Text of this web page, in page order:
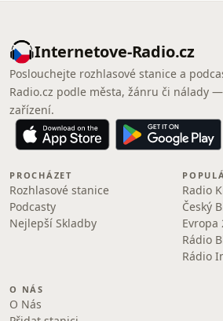
Internetove-Radio.cz
Poslouchejte rozhlasové stanice a
Radio.cz podle města, žánru či nálady
zařízení.
PROCHÁZET
Rozhlasové stanice
Podcasty
Nejlepší Skladby
Radio
Český
Evropa
Rádio
Rádio
O NÁS
O Nás